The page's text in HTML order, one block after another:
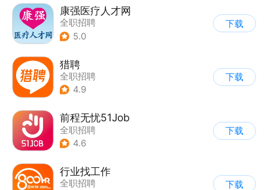
康强医疗人才网
全职招聘
5.0
下载
猎聘
全职招聘
4.9
下载
前程无忧51Job
全职招聘
4.6
下载
行业找工作
全职招聘
下载